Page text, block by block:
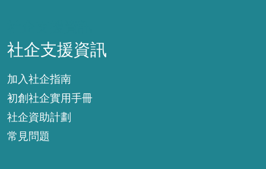
社企支援資訊
加入社企指南
初創社企實用手冊
社企資助計劃
常見問題